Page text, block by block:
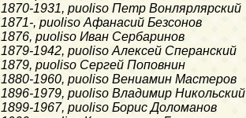
1870-1931, puoliso Петр Вонлярлярский
1871-, puoliso Афанасий Безсонов
1876, puoliso Иван Сербаринов
1879-1942, puoliso Алексей Сперанский
1879, puoliso Сергей Поповнин
1880-1960, puoliso Вениамин Мастеров
1896-1979, puoliso Владимир Никольский
1899-1967, puoliso Борис Доломанов